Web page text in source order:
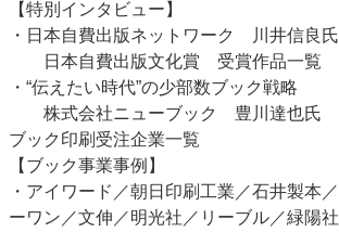
【特別インタビュー】
・日本自費出版ネットワーク 川井信良氏
日本自費出版文化賞 受賞作品一覧
・“伝えたい時代”の少部数ブック戦略
株式会社ニューブック 豊川達也氏
ブック印刷受注企業一覧
【ブック事業事例】
・アイワード／朝日印刷工業／石井製本
ーワン／文伸／明光社／リーブル／緑陽社